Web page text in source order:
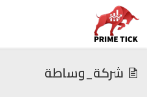
شركة_وساطة